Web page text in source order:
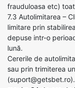
frauduloasa etc)
7.3 Autolimitarea –
limitare prin
depuse intr-o
lună.
Cererile de
sau prin trimiterea